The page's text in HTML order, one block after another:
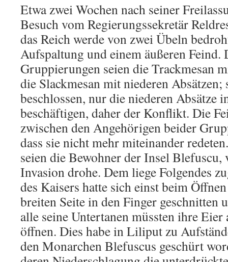
Etwa zwei Wochen nach seiner
Besuch vom Regierungssekretär
das Reich werde von zwei Übeln
Aufspaltung und einem äußeren Feind.
Gruppierungen seien die Trackmesan
die Slackmesan mit niederen Absätzen;
beschlossen, nur die niederen Absätze
beschäftigen, daher der Konflikt. Die
zwischen den Angehörigen beider
dass sie nicht mehr miteinander
seien die Bewohner der Insel Blefuscu,
Invasion drohe. Dem liege Folgendes
des Kaisers hatte sich einst beim
breiten Seite in den Finger geschnitten
alle seine Untertanen müssten ihre Eier
öffnen. Dies habe in Liliput zu
den Monarchen Blefuscus geschürt